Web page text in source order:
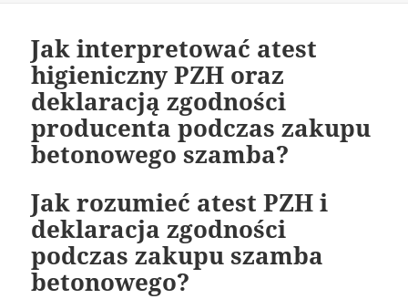
Jak interpretować atest
higieniczny PZH oraz
deklaracją zgodności
producenta podczas zakupu
betonowego szamba?
Jak rozumieć atest PZH i
deklaracja zgodności
podczas zakupu szamba
betonowego?